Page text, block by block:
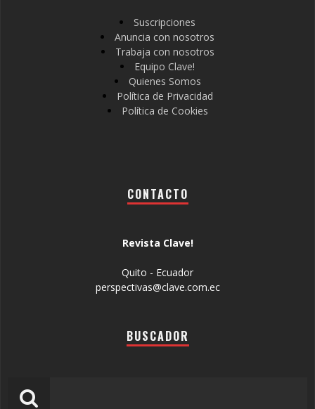
Suscripciones
Anuncia con nosotros
Trabaja con nosotros
Equipo Clave!
Quienes Somos
Política de Privacidad
Política de Cookies
CONTACTO
Revista Clave!
Quito - Ecuador
perspectivas@clave.com.ec
BUSCADOR